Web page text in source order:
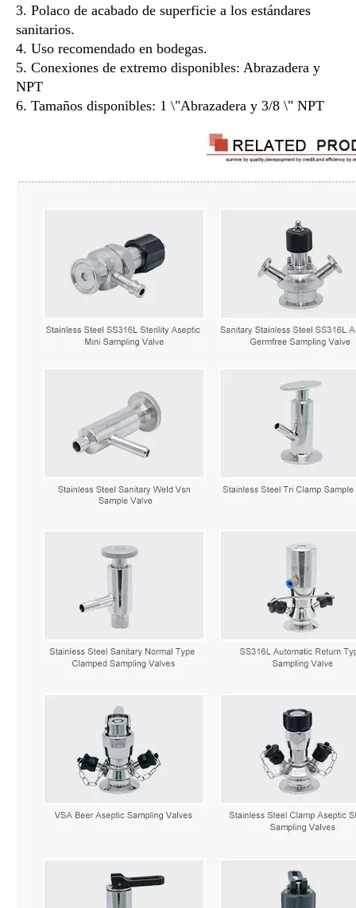
3. Polaco de acabado de superficie a los estándares
sanitarios.
4. Uso recomendado en bodegas.
5. Conexiones de extremo disponibles: Abrazadera y
NPT
6. Tamaños disponibles: 1 \"Abrazadera y 3/8 \" NPT